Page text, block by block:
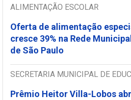
ALIMENTAÇÃO ESCOLAR
Oferta de alimentação
cresce 39% na Rede
de São Paulo
SECRETARIA MUNICIPAL DE
Prêmio Heitor Villa-Lobos